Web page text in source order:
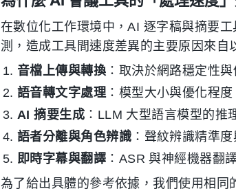
在數位化工作環境中，AI 逐字稿與摘要
測，造成工具間速度差異的主要原因來自
音檔上傳與轉換 ：取決於網路穩定性
語音轉文字處理：模型大小與優化程
AI 摘要生成 ：LLM 大型語言模型的推
語者分離與角色辨識 ：聲紋辨識精準
即時字幕與翻譯 ：ASR 與神經機器翻
為了給出具體的參考依據，我們使用相